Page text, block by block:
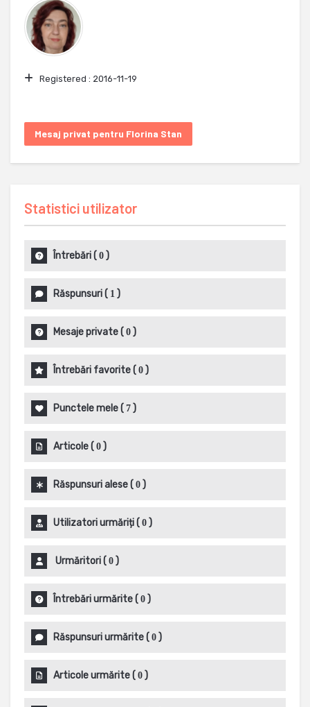
Registered : 2016-11-19
Mesaj privat pentru Florina Stan
Statistici utilizator
Întrebări( 0 )
Răspunsuri( 1 )
Mesaje private( 0 )
Întrebări favorite( 0 )
Punctele mele( 7 )
Articole( 0 )
Răspunsuri alese( 0 )
Utilizatori urmăriți( 0 )
Urmăritori( 0 )
Întrebări urmărite( 0 )
Răspunsuri urmărite( 0 )
Articole urmărite( 0 )